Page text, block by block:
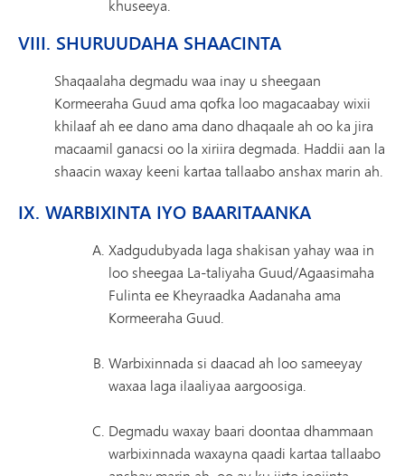
khuseeya.
VIII. SHURUUDAHA SHAACINTA
Shaqaalaha degmadu waa inay u sheegaan
Kormeeraha Guud ama qofka loo magacaabay wixii
khilaaf ah ee dano ama dano dhaqaale ah oo ka jira
macaamil ganacsi oo la xiriira degmada. Haddii aan la
shaacin waxay keeni kartaa tallaabo anshax marin ah.
IX. WARBIXINTA IYO BAARITAANKA
Xadgudubyada laga shakisan yahay waa in
loo sheegaa La-taliyaha Guud/Agaasimaha
Fulinta ee Kheyraadka Aadanaha ama
Kormeeraha Guud.
Warbixinnada si daacad ah loo sameeyay
waxaa laga ilaaliyaa aargoosiga.
Degmadu waxay baari doontaa dhammaan
warbixinnada waxayna qaadi kartaa tallaabo